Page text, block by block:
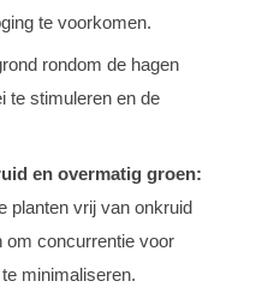
te voorkomen.
rondom de hagen
te stimuleren en de
en overmatig groen:
planten vrij van onkruid
om concurrentie voor
minimaliseren.